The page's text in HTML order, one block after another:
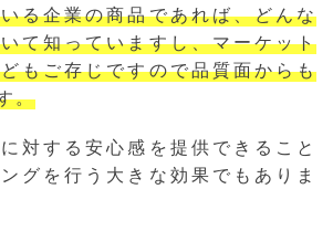
る企業の商品であれば、どんな
て知っていますし、マーケット
もご存じですので品質面からも
。
対する安心感を提供できること
グを行う大きな効果でもありま